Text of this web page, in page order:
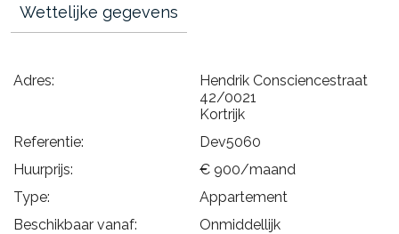
Wettelijke gegevens
Adres:
Hendrik Consciencestraat
42/0021
Kortrijk
Referentie:
Dev5060
Huurprijs:
€ 900/maand
Type:
Appartement
Beschikbaar vanaf:
Onmiddellijk